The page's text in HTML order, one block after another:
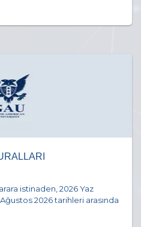
istinaden, 2026 Yaz
2026 tarihleri arasında